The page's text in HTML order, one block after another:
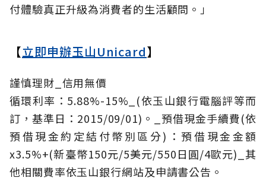
付體驗真正升級為消費者的生活顧問。」
【立即申辦玉山Unicard】
謹慎理財_信用無價
循環利率：5.88%-15%_(依玉山銀行電腦評等而
訂，基準日：2015/09/01)。_預借現金手續費(依
預借現金約定結付幣別區分)：預借現金金額
x3.5%+(新臺幣150元/5美元/550日圓/4歐元)_其
他相關費率依玉山銀行網站及申請書公告。